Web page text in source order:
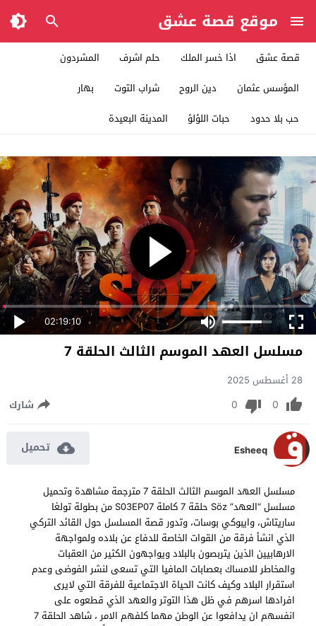
موقع قصة عشق
قصة عشق اذا خسر الملك حلم اشرف
المشردون
المؤسس عثمان
دين الروح شراب التوت
بهار
حب بلا حدود
حبات اللؤلؤ المدينة البعيدة
02:19:10
مسلسل العهد الموسم الثالث الحلقة 7
28 أغسطس 2025
0
0 شارك
Esheeq تحميل
مسلسل العهد الموسم الثالث الحلقة 7 مترجمة مشاهدة وتحميل
مسلسل “العهد” Söz حلقة 7 كاملة S03EP07 من بطولة تولغا
ساريتاش، وايبوكي بوسات، وتدور قصة المسلسل حول القائد التركي
الذي انشأ فرقة من القوات الخاصة للدفاع عن بلاده ولمواجهة
الارهابيين الذين يتربصون بالبلاد ويواجهون الكثير من العقبات
والمخاطر للامساك بعصابات المافيا التي تسعى لنشر الفوضى وعدم
استقرار البلاد وكيف كانت الحياة الاجتماعية للفرقة التي لايرى
افرادها اسرهم في ظل هذا التوتر والعهد الذي قطعوه على
انفسهم ان يدافعوا عن الوطن مهما كلفهم الامر ، شاهد الحلقة 7